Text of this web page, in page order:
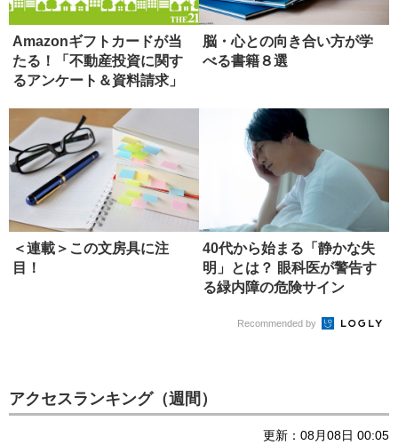
Amazonギフトカードが当
たる！「不動産投資に関す
るアンケート＆資料請求」
脳・心との向き合い方が学
べる書籍８選
＜連載＞この文房具に注
目！
40代から始まる「静かな失
明」とは？ 眼科医が警告す
る緑内障の危険サイン
Recommended by
アクセスランキング（週間）
更新：08月08日 00:05